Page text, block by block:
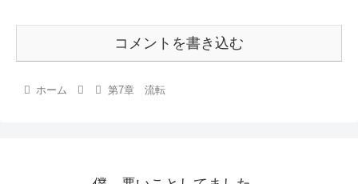
コメントを書き込む
ホーム 第7章 流転